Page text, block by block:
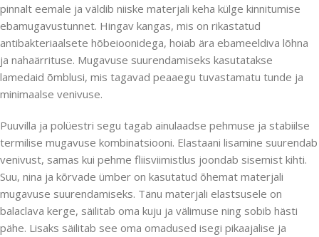
pinnalt eemale ja väldib niiske materjali keha külge kinnitumise
ebamugavustunnet. Hingav kangas, mis on rikastatud
antibakteriaalsete hõbeioonidega, hoiab ära ebameeldiva lõhna
ja nahaärrituse. Mugavuse suurendamiseks kasutatakse
lamedaid õmblusi, mis tagavad peaaegu tuvastamatu tunde ja
minimaalse venivuse.
Puuvilla ja polüestri segu tagab ainulaadse pehmuse ja stabiilse
termilise mugavuse kombinatsiooni. Elastaani lisamine suurendab
venivust, samas kui pehme fliisviimistlus joondab sisemist kihti.
Suu, nina ja kõrvade ümber on kasutatud õhemat materjali
mugavuse suurendamiseks. Tänu materjali elastsusele on
balaclava kerge, säilitab oma kuju ja välimuse ning sobib hästi
pähe. Lisaks säilitab see oma omadused isegi pikaajalise ja